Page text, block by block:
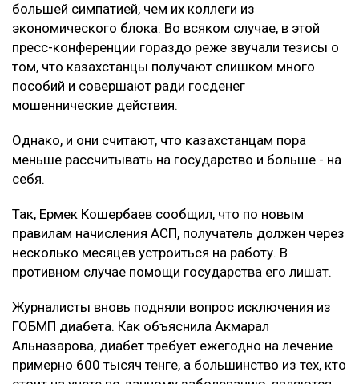
большей симпатией, чем их коллеги из
экономического блока. Во всяком случае, в этой
пресс-конференции гораздо реже звучали тезисы о
том, что казахстанцы получают слишком много
пособий и совершают ради госденег
мошеннические действия.
Однако, и они считают, что казахстанцам пора
меньше рассчитывать на государство и больше - на
себя.
Так, Ермек Кошербаев сообщил, что по новым
правилам начисления АСП, получатель должен через
несколько месяцев устроиться на работу. В
противном случае помощи государства его лишат.
Журналисты вновь подняли вопрос исключения из
ГОБМП диабета. Как объяснила Акмарал
Альназарова, диабет требует ежегодно на лечение
примерно 600 тысяч тенге, а большинство из тех, кто